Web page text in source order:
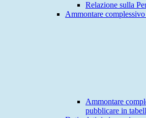
Relazione sulla
Ammontare
Ammontare
pubblicare in